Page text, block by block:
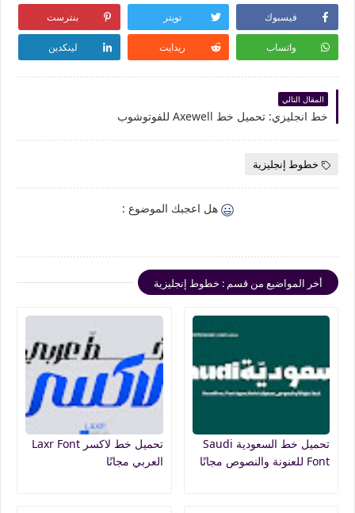
فيسبوك تويتر بنترست
واتساب ريدايت لينكدين
المقال التالي
خط انجليزي: تحميل خط Axewell للفوتوشوب
خطوط إنجليزية
هل اعجبك الموضوع :
أخر المواضيع من قسم : خطوط إنجليزية
تحميل خط السعودية Saudi
Font للعنونة والنصوص مجانًا
تحميل خط لاكسر Laxr Font
العربي مجانًا